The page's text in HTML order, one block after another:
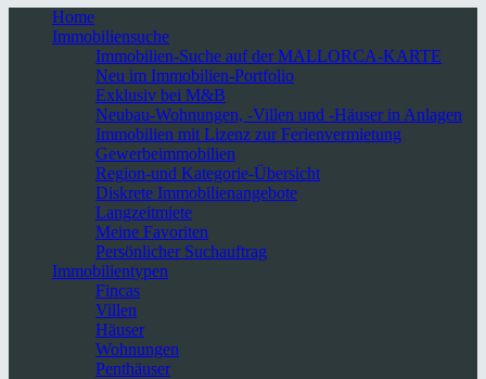
Home
Immobiliensuche
Immobilien-Suche auf der MALLORCA-KARTE
Neu im Immobilien-Portfolio
Exklusiv bei M&B
Neubau-Wohnungen, -Villen und -Häuser in Anlagen
Immobilien mit Lizenz zur Ferienvermietung
Gewerbeimmobilien
Region-und Kategorie-Übersicht
Diskrete Immobilienangebote
Langzeitmiete
Meine Favoriten
Persönlicher Suchauftrag
Immobilientypen
Fincas
Villen
Häuser
Wohnungen
Penthäuser